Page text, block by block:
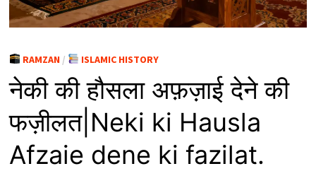
RAMZAN/ ISLAMIC HISTORY
नेकी की हौसला अफ़ज़ाई देने की
फज़ीलत|Neki ki Hausla
Afzaie dene ki fazilat.